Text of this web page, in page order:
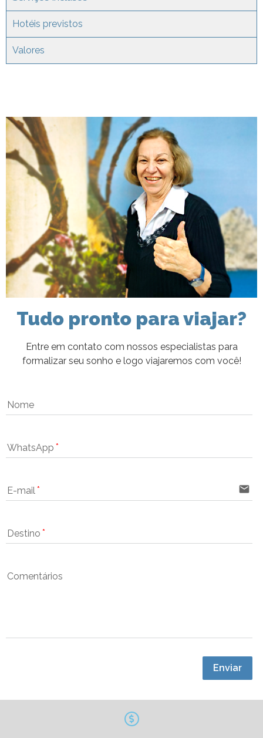
Hotéis previstos
Valores
Tudo pronto para viajar?
Entre em contato com nossos especialistas para
formalizar seu sonho e logo viajaremos com você!
Nome
WhatsApp
E-mail email
Destino
Comentários
Enviar